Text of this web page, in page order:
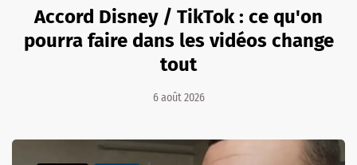
Accord Disney / TikTok : ce qu'on
pourra faire dans les vidéos change
tout
6 août 2026